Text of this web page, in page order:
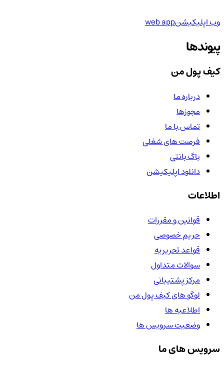
وب اپلیکیشنweb app
پیوندها
کیف پول من
درباره ما
مجوزها
تماس با ما
فرصت های شغلی
باگ بانتی
دانلود اپلیکیشن
اطلاعات
قوانین و مقررات
حریم خصوصی
قواعد تحریریه
سوالات متداول
مرکز پشتیبانی
لوگو های کیف پول من
اطلاعیه ها
وضعیت سرویس ها
سرویس های ما